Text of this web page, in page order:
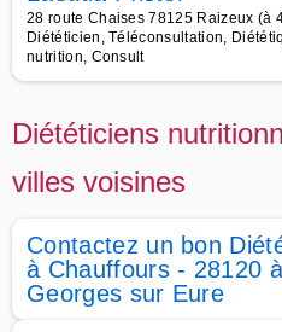
28 route Chaises 78125 Raizeux (à
Diététicien, Téléconsultation,
nutrition, Consult
Diététiciens
villes voisines
Contactez un bon
à Chauffours - 28120
Georges sur Eure